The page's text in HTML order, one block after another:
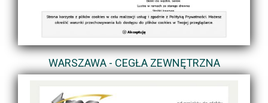
WARSZAWA - CEGŁA ZEWNĘTRZNA